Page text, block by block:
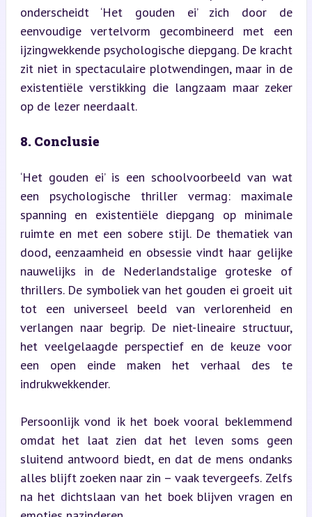
onderscheidt ‘Het gouden ei’ zich door de
eenvoudige vertelvorm gecombineerd met een
ijzingwekkende psychologische diepgang. De kracht
zit niet in spectaculaire plotwendingen, maar in de
existentiële verstikking die langzaam maar zeker
op de lezer neerdaalt.
8. Conclusie
‘Het gouden ei’ is een schoolvoorbeeld van wat
een psychologische thriller vermag: maximale
spanning en existentiële diepgang op minimale
ruimte en met een sobere stijl. De thematiek van
dood, eenzaamheid en obsessie vindt haar gelijke
nauwelijks in de Nederlandstalige groteske of
thrillers. De symboliek van het gouden ei groeit uit
tot een universeel beeld van verlorenheid en
verlangen naar begrip. De niet-lineaire structuur,
het veelgelaagde perspectief en de keuze voor
een open einde maken het verhaal des te
indrukwekkender.
Persoonlijk vond ik het boek vooral beklemmend
omdat het laat zien dat het leven soms geen
sluitend antwoord biedt, en dat de mens ondanks
alles blijft zoeken naar zin – vaak tevergeefs. Zelfs
na het dichtslaan van het boek blijven vragen en